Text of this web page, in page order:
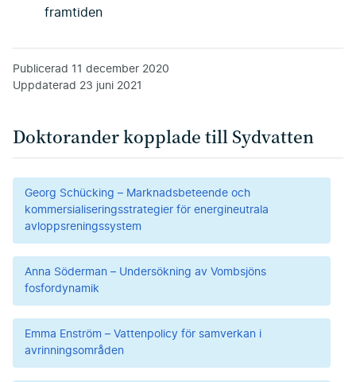
framtiden
Publicerad 11 december 2020
Uppdaterad 23 juni 2021
Doktorander kopplade till Sydvatten
Georg Schücking – Marknadsbeteende och
kommersialiseringsstrategier för energineutrala
avloppsreningssystem
Anna Söderman – Undersökning av Vombsjöns
fosfordynamik
Emma Enström – Vattenpolicy för samverkan i
avrinningsområden